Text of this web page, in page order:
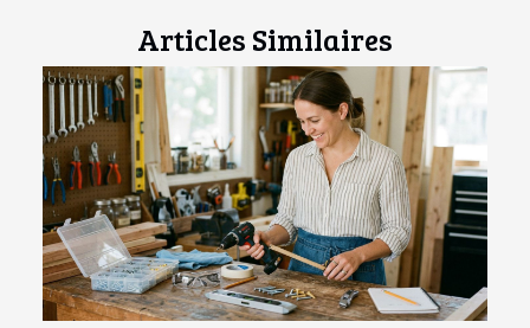
Articles Similaires